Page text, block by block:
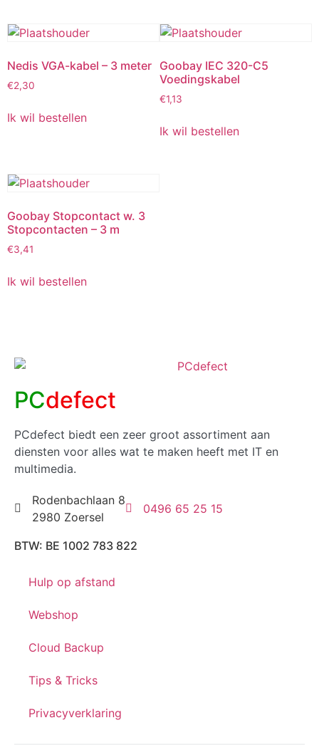
Nedis VGA-kabel – 3 meter
€2,30
Ik wil bestellen
Goobay IEC 320-C5
Voedingskabel
€1,13
Ik wil bestellen
Goobay Stopcontact w. 3
Stopcontacten – 3 m
€3,41
Ik wil bestellen
PCdefect
PCdefect biedt een zeer groot assortiment aan
diensten voor alles wat te maken heeft met IT en
multimedia.
Rodenbachlaan 8
2980 Zoersel
0496 65 25 15
BTW: BE 1002 783 822
Hulp op afstand
Webshop
Cloud Backup
Tips & Tricks
Privacyverklaring